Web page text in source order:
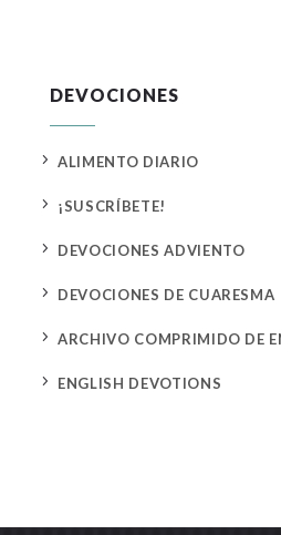
DEVOCIONES
5 ALIMENTO DIARIO
5 ¡SUSCRÍBETE!
5 DEVOCIONES ADVIENTO
5 DEVOCIONES DE CUARESMA
5 ARCHIVO COMPRIMIDO DE
5 ENGLISH DEVOTIONS